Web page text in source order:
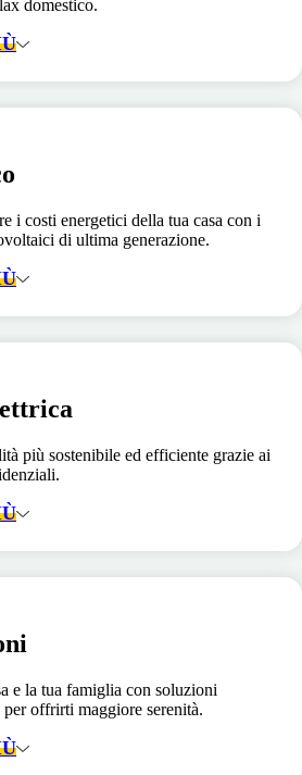
domestico.
i costi energetici della tua casa con i
di ultima generazione.
più sostenibile ed efficiente grazie ai
e la tua famiglia con soluzioni
per offrirti maggiore serenità.